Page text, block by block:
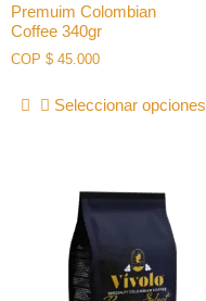
Premuim Colombian
Coffee 340gr
COP $ 45.000
Seleccionar opciones